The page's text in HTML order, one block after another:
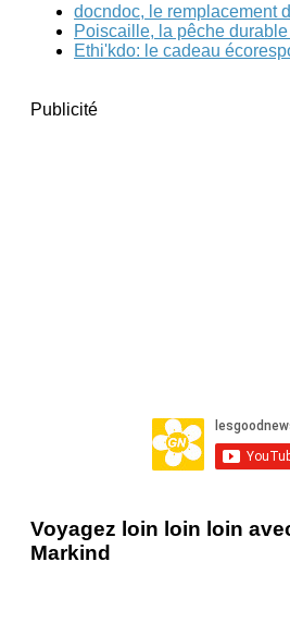
docndoc, le remplacement
Poiscaille, la pêche
Ethi'kdo: le cadeau
Publicité
Voyagez loin loin loin
Markind